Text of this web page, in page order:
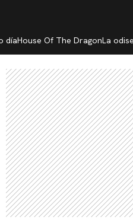
díaHouse Of The DragonLa